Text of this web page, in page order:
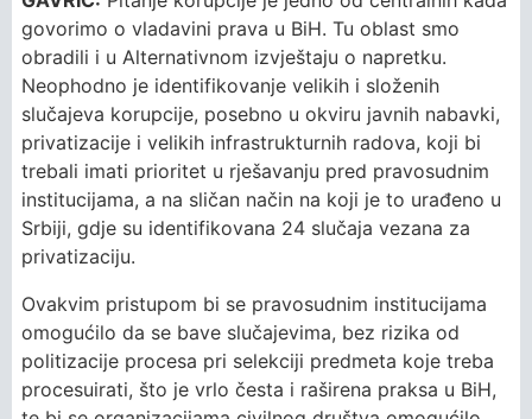
govorimo o vladavini prava u BiH. Tu oblast smo
obradili i u Alternativnom izvještaju o napretku.
Neophodno je identifikovanje velikih i složenih
slučajeva korupcije, posebno u okviru javnih nabavki,
privatizacije i velikih infrastrukturnih radova, koji bi
trebali imati prioritet u rješavanju pred pravosudnim
institucijama, a na sličan način na koji je to urađeno u
Srbiji, gdje su identifikovana 24 slučaja vezana za
privatizaciju.
Ovakvim pristupom bi se pravosudnim institucijama
omogućilo da se bave slučajevima, bez rizika od
politizacije procesa pri selekciji predmeta koje treba
procesuirati, što je vrlo česta i raširena praksa u BiH,